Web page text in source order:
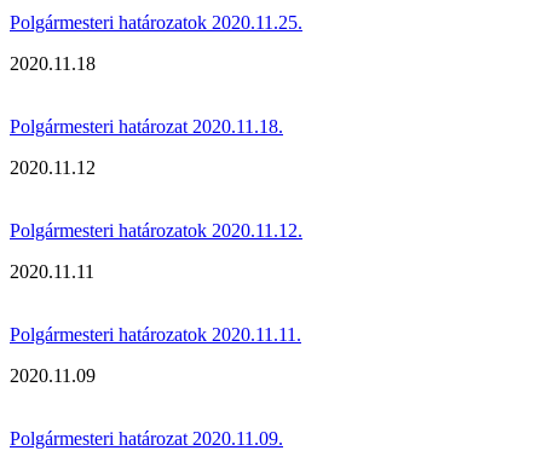
Polgármesteri határozatok 2020.11.25.
2020.11.18
Polgármesteri határozat 2020.11.18.
2020.11.12
Polgármesteri határozatok 2020.11.12.
2020.11.11
Polgármesteri határozatok 2020.11.11.
2020.11.09
Polgármesteri határozat 2020.11.09.